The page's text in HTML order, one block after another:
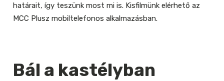
határait, így teszünk most mi is. Kisfilmünk elérhető az
MCC Plusz mobiltelefonos alkalmazásban.
Bál a kastélyban